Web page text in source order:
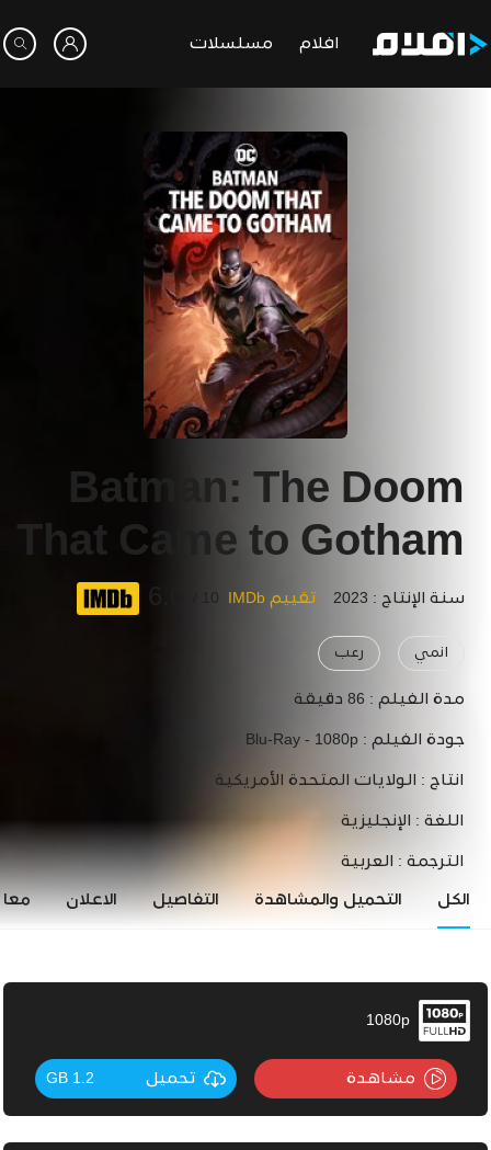
افلام مسلسلات
Batman: The Doom
That Came to Gotham
سنة الإنتاج : 2023 تقييم IMDb 10 /
6.0
انمي رعب
مدة الفيلم : 86 دقيقة
جودة الفيلم : Blu-Ray - 1080p
انتاج : الولايات المتحدة الأمريكية
اللغة : الإنجليزية
الترجمة : العربية
الكل التحميل والمشاهدة التفاصيل الاعلان
1080p
مشاهدة تحميل 1.2 GB